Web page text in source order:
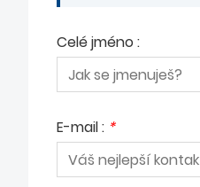
Celé jméno :
E-mail : *